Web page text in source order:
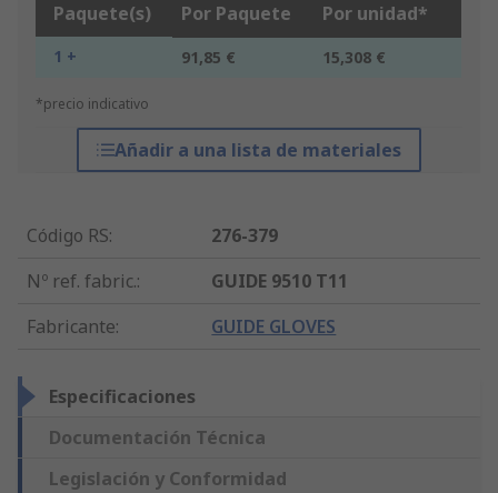
Paquete(s) Por Paquete Por unidad*
1 + 91,85 € 15,308 €
*precio indicativo
Añadir a una lista de materiales
Código RS:
276-379
Nº ref. fabric.:
GUIDE 9510 T11
Fabricante: GUIDE GLOVES
Especificaciones
Documentación Técnica
Legislación y Conformidad